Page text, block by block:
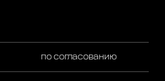
по согласованию